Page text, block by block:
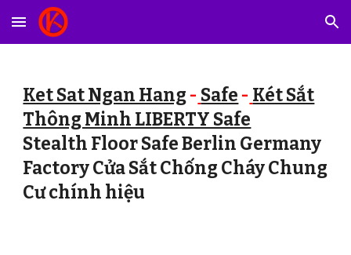
Skip to main content Skip to navigation
Ket Sat Ngan Hang - Safe - Két Sắt
Thông Minh LIBERTY Safe
Stealth Floor Safe Berlin Germany
Factory Cửa Sắt Chống Cháy Chung
Cư chính hiệu